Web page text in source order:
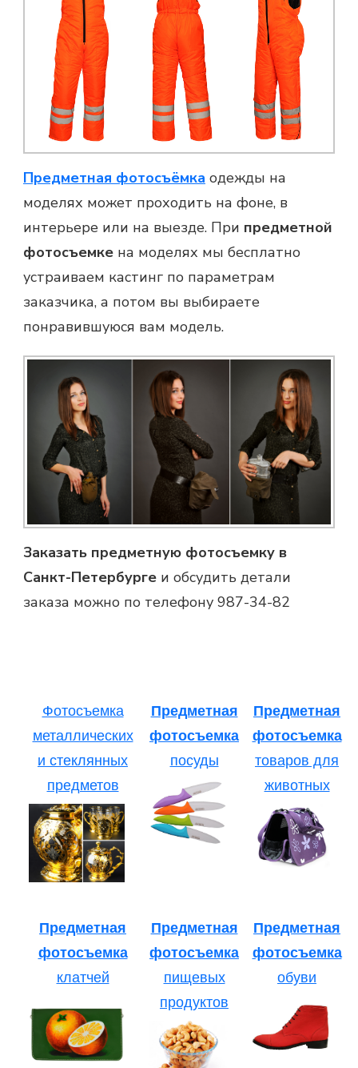
Предметная фотосъёмка одежды на
моделях может проходить на фоне, в
интерьере или на выезде. При предметной
фотосъемке на моделях мы бесплатно
устраиваем кастинг по параметрам
заказчика, а потом вы выбираете
понравившуюся вам модель.
Заказать предметную фотосъемку в
Санкт-Петербурге и обсудить детали
заказа можно по телефону 987-34-82
Фотосъемка
металлических
и стеклянных
предметов
Предметная
фотосъемка
посуды
Предметная
фотосъемка
товаров для
животных
Предметная
фотосъемка
клатчей
Предметная
фотосъемка
пищевых
продуктов
Предметная
фотосъемка
обуви